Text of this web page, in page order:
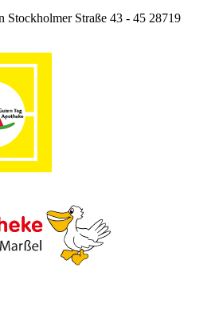
Stockholmer Straße 43 - 45 28719